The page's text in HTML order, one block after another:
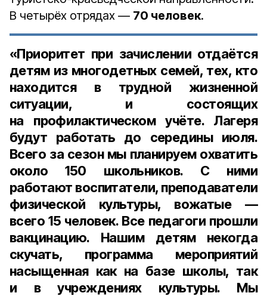
В четырёх отрядах — 70 человек.
«Приоритет при зачислении отдаётся
детям из многодетных семей, тех, кто
находится в трудной жизненной
ситуации, и состоящих
на профилактическом учёте. Лагеря
будут работать до середины июля.
Всего за сезон мы планируем охватить
около 150 школьников. С ними
работают воспитатели, преподаватели
физической культуры, вожатые —
всего 15 человек. Все педагоги прошли
вакцинацию. Нашим детям некогда
скучать, программа мероприятий
насыщенная как на базе школы, так
и в учреждениях культуры. Мы